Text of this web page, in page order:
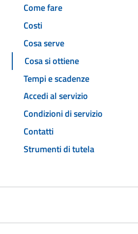
Come fare
Costi
Cosa serve
Cosa si ottiene
Tempi e scadenze
Accedi al servizio
Condizioni di servizio
Contatti
Strumenti di tutela